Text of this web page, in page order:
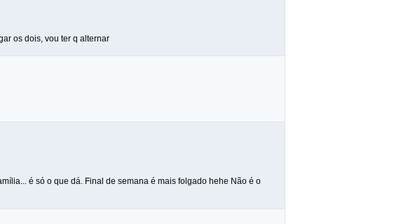
os dois, vou ter q alternar
é só o que dá. Final de semana é mais folgado hehe Não é o